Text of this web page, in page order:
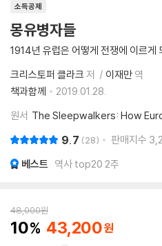
소득공제
몽유병자들
1914년 유럽은 어떻게 전쟁에 이르게
크리스토퍼 클라크 저 이재만 역
책과함께
2019.01.28.
원서 The Sleepwalkers: How
9.7 28 판매지수
베스트 역사 top20 2주
48,000원
10 43,200